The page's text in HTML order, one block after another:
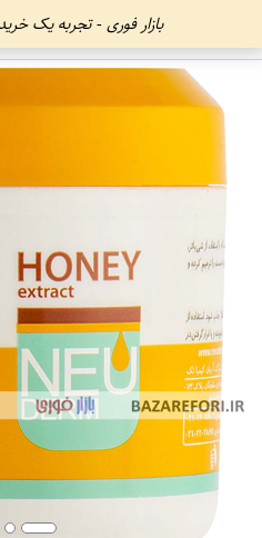
بازار فوری - تجربه یک